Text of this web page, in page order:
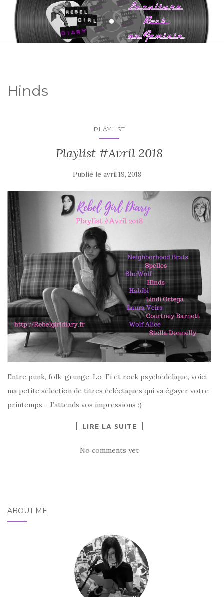
Hinds
PLAYLIST
Playlist #Avril 2018
Publié le avril 19, 2018
Entre punk, folk, grunge, Lo-Fi et rock psychédélique, voici
ma petite sélection de titres écléctiques qui va égayer votre
printemps… J’attends vos impressions :)
LIRE LA SUITE
No comments yet
ABOUT ME